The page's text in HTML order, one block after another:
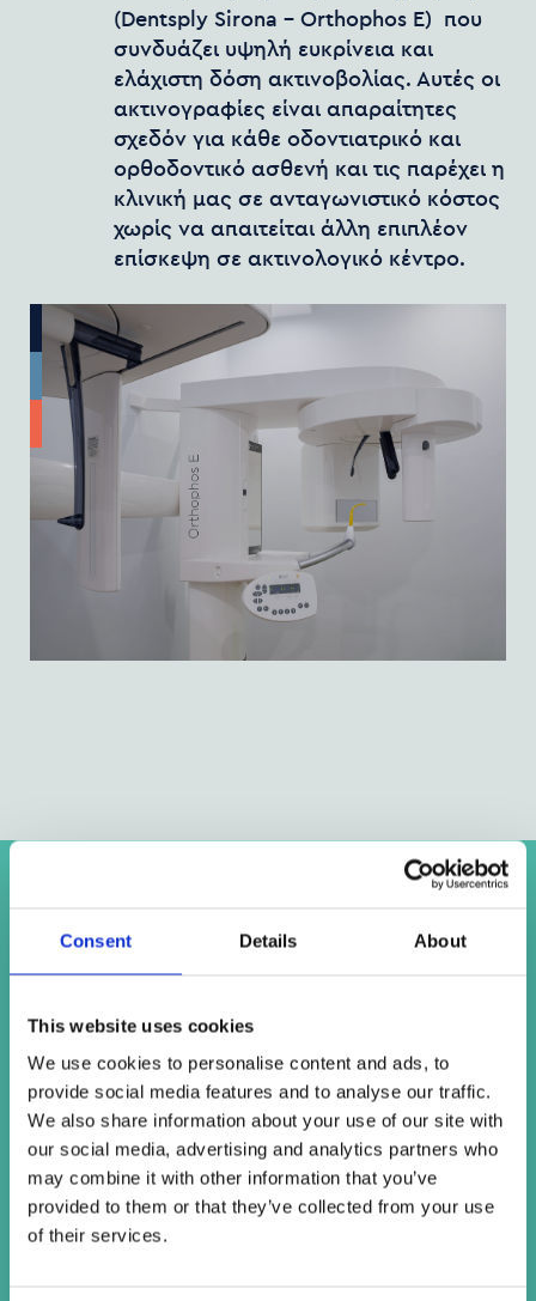
Consent Details About
This website uses cookies
We use cookies to personalise content and ads, to
provide social media features and to analyse our traffic.
We also share information about your use of our site with
our social media, advertising and analytics partners who
may combine it with other information that you’ve
provided to them or that they’ve collected from your use
of their services.
(Dentsply Sirona – Orthophos E) που
συνδυάζει υψηλή ευκρίνεια και
ελάχιστη δόση ακτινοβολίας. Αυτές οι
ακτινογραφίες είναι απαραίτητες
σχεδόν για κάθε οδοντιατρικό και
ορθοδοντικό ασθενή και τις παρέχει η
κλινική μας σε ανταγωνιστικό κόστος
χωρίς να απαιτείται άλλη επιπλέον
επίσκεψη σε ακτινολογικό κέντρο.
3SHAPE TRIOS MOVE
Ασύρματος ενδοστοματικός σαρωτής –
scanner